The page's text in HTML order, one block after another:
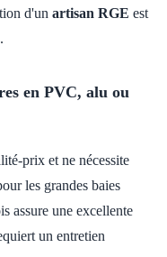
d'un artisan RGE est
en PVC, alu ou
prix et ne nécessite
les grandes baies
assure une excellente
un entretien